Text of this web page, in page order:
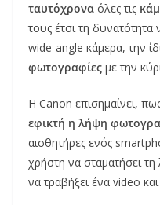
ταυτόχρονα όλες τις
τους έτσι τη
wide-angle κάμερα, την
φωτογραφίες με την
Η Canon επισημαίνει,
εφικτή η λήψη
αισθητήρες ενός
χρήστη να σταματήσει
να τραβήξει ένα video